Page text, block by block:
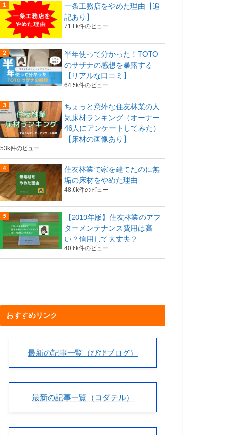
一条工務店をやめた理由【追
記あり】
71.8k件のビュー
半年使って分かった！TOTO
のサザナの感想を暴露する
【リアルな口コミ】
64.5k件のビュー
ちょっと意外な住友林業の人
気床材ランキング（オーナー
46人にアンケートしてみた）
【床材の画像あり】
53k件のビュー
住友林業で家を建てたのに無
垢の床材をやめた理由
48.6k件のビュー
【2019年版】住友林業のアフ
ターメンテナンス費用は高
い？信用して大丈夫？
40.6k件のビュー
おすすめリンク
最新の記事一覧（びびブログ）
最新の記事一覧（コダテル）